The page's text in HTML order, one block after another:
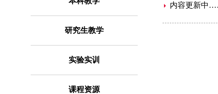
研究生教学
实验实训
课程资源
内容更新中